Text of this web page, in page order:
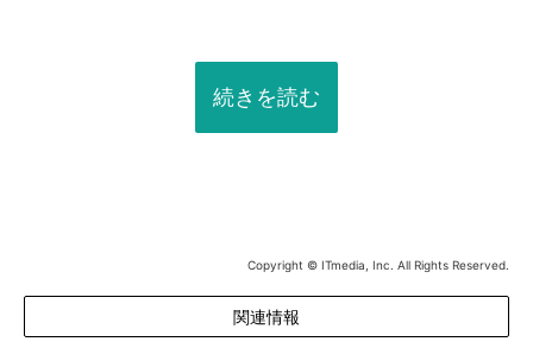
続きを読む
Copyright © ITmedia, Inc. All Rights Reserved.
関連情報